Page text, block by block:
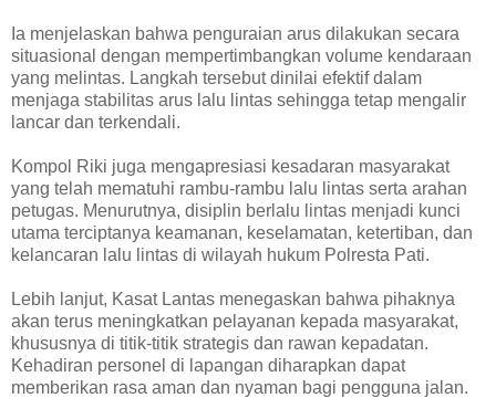
Ia menjelaskan bahwa penguraian arus dilakukan secara
situasional dengan mempertimbangkan volume kendaraan
yang melintas. Langkah tersebut dinilai efektif dalam
menjaga stabilitas arus lalu lintas sehingga tetap mengalir
lancar dan terkendali.
Kompol Riki juga mengapresiasi kesadaran masyarakat
yang telah mematuhi rambu-rambu lalu lintas serta arahan
petugas. Menurutnya, disiplin berlalu lintas menjadi kunci
utama terciptanya keamanan, keselamatan, ketertiban, dan
kelancaran lalu lintas di wilayah hukum Polresta Pati.
Lebih lanjut, Kasat Lantas menegaskan bahwa pihaknya
akan terus meningkatkan pelayanan kepada masyarakat,
khususnya di titik-titik strategis dan rawan kepadatan.
Kehadiran personel di lapangan diharapkan dapat
memberikan rasa aman dan nyaman bagi pengguna jalan.